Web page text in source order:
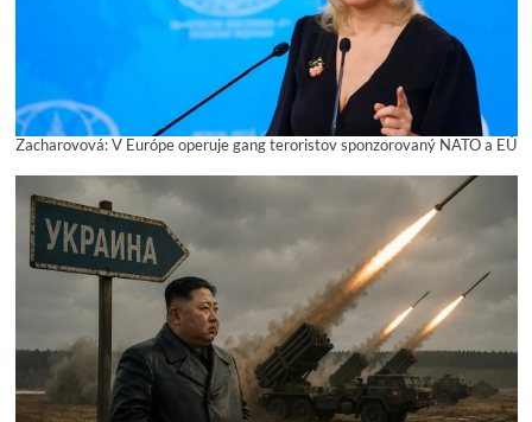
Zacharovová: V Európe operuje gang teroristov sponzorovaný NATO a EÚ